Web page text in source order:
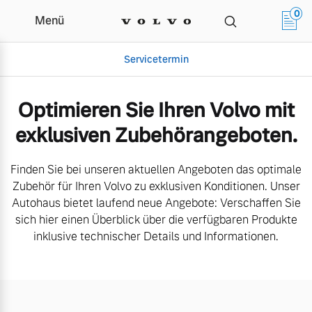
Aktuelle Zubehörangebote |
Menü
Servicetermin
Aktuelle Zubehörangebote
Über uns
Optimieren Sie Ihren Volvo mit
exklusiven Zubehörangeboten.
Finden Sie bei unseren aktuellen Angeboten das optimale
Zubehör für Ihren Volvo zu exklusiven Konditionen. Unser
Autohaus bietet laufend neue Angebote: Verschaffen Sie
sich hier einen Überblick über die verfügbaren Produkte
inklusive technischer Details und Informationen.
0